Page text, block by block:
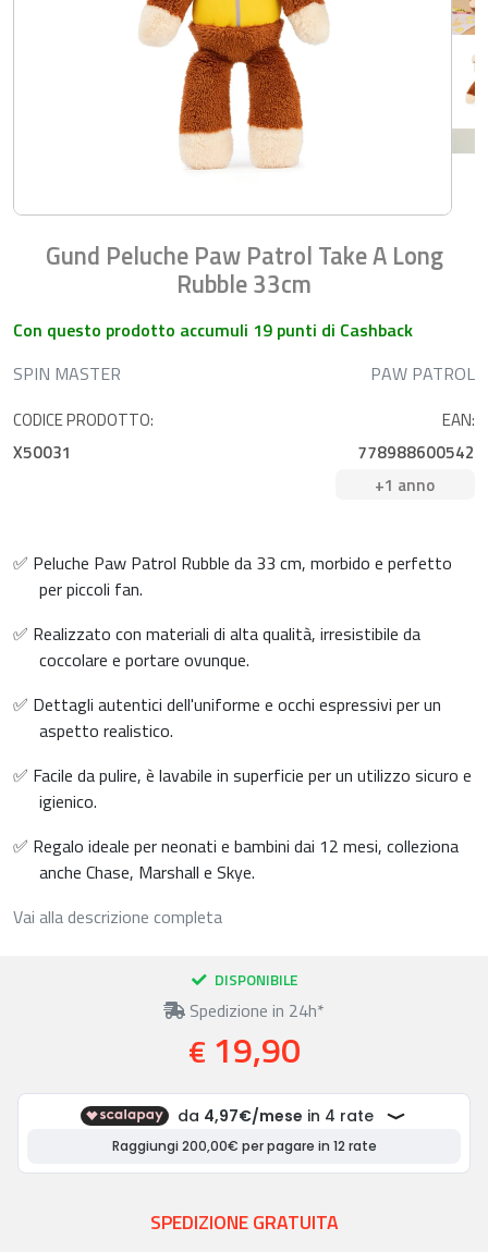
Gund Peluche Paw Patrol Take A Long
Rubble 33cm
Con questo prodotto accumuli 19 punti di Cashback
SPIN MASTER
PAW PATROL
CODICE PRODOTTO:
X50031
EAN:
778988600542
+1 anno
✅ Peluche Paw Patrol Rubble da 33 cm, morbido e perfetto
per piccoli fan.
✅ Realizzato con materiali di alta qualità, irresistibile da
coccolare e portare ovunque.
✅ Dettagli autentici dell'uniforme e occhi espressivi per un
aspetto realistico.
✅ Facile da pulire, è lavabile in superficie per un utilizzo sicuro e
igienico.
✅ Regalo ideale per neonati e bambini dai 12 mesi, colleziona
anche Chase, Marshall e Skye.
Vai alla descrizione completa
DISPONIBILE
Spedizione in 24h*
€ 19,90
SPEDIZIONE GRATUITA